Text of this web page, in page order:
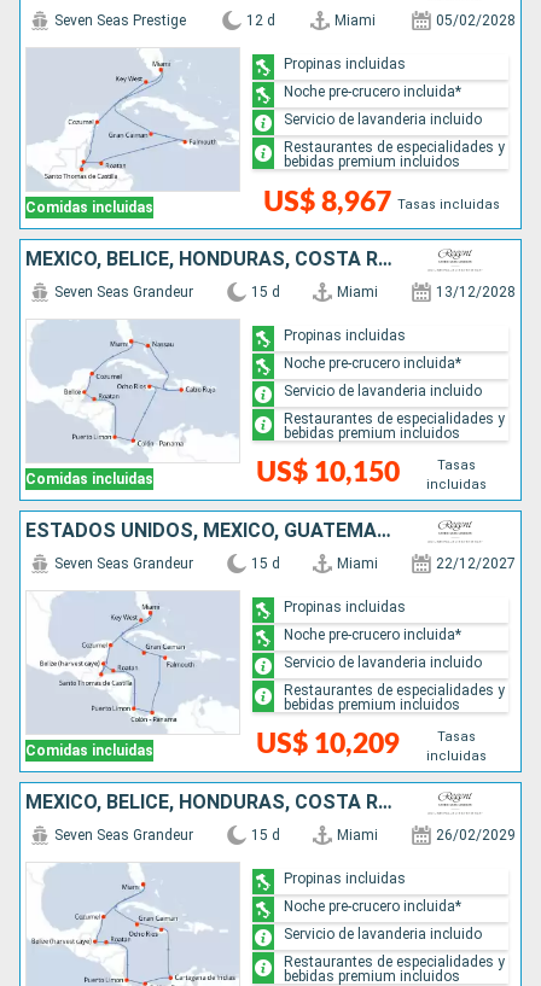
Comidas incluidas
Seven Seas Prestige 12 d Miami 05/02/2028
US$ 8,967 Tasas incluidas
Propinas incluidas
Noche pre-crucero incluida*
Servicio de lavanderia incluido
Restaurantes de especialidades y
bebidas premium incluidos
MÉXICO, BELICE, HONDURAS, COSTA RICA, PANAMÁ, JAMAICA, REPÚBLICA DOMINICANA, BAHAMAS, ESTADOS UNIDOS
Comidas incluidas
Seven Seas Grandeur 15 d Miami 13/12/2028
US$ 10,150
Tasas
incluidas
Propinas incluidas
Noche pre-crucero incluida*
Servicio de lavanderia incluido
Restaurantes de especialidades y
bebidas premium incluidos
ESTADOS UNIDOS, MÉXICO, GUATEMALA, BELICE, HONDURAS, COSTA RICA, PANAMÁ, JAMAICA, ISLAS CAIMÁN
Comidas incluidas
Seven Seas Grandeur 15 d Miami 22/12/2027
US$ 10,209
Tasas
incluidas
Propinas incluidas
Noche pre-crucero incluida*
Servicio de lavanderia incluido
Restaurantes de especialidades y
bebidas premium incluidos
MÉXICO, BELICE, HONDURAS, COSTA RICA, PANAMÁ, COLOMBIA, JAMAICA, ISLAS CAIMÁN, ESTADOS UNIDOS
Seven Seas Grandeur 15 d Miami 26/02/2029
Propinas incluidas
Noche pre-crucero incluida*
Servicio de lavanderia incluido
Restaurantes de especialidades y
bebidas premium incluidos